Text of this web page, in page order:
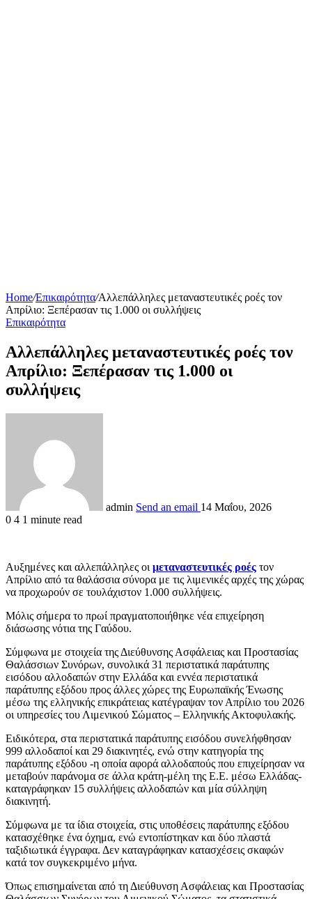
Home/Επικαιρότητα/Αλλεπάλληλες μεταναστευτικές ροές τον
Απρίλιο: Ξεπέρασαν τις 1.000 οι συλλήψεις
Επικαιρότητα
Αλλεπάλληλες μεταναστευτικές ροές τον
Απρίλιο: Ξεπέρασαν τις 1.000 οι
συλλήψεις
admin Send an email 14 Μαΐου, 2026
0 4 1 minute read
Αυξημένες και αλλεπάλληλες οι μεταναστευτικές ροές τον
Απρίλιο από τα θαλάσσια σύνορα με τις λιμενικές αρχές της χώρας
να προχωρούν σε τουλάχιστον 1.000 συλλήψεις.
Μόλις σήμερα το πρωί πραγματοποιήθηκε νέα επιχείρηση
διάσωσης νότια της Γαύδου.
Σύμφωνα με στοιχεία της Διεύθυνσης Ασφάλειας και Προστασίας
Θαλάσσιων Συνόρων, συνολικά 31 περιστατικά παράτυπης
εισόδου αλλοδαπών στην Ελλάδα και εννέα περιστατικά
παράτυπης εξόδου προς άλλες χώρες της Ευρωπαϊκής Ένωσης
μέσω της ελληνικής επικράτειας κατέγραψαν τον Απρίλιο του 2026
οι υπηρεσίες του Λιμενικού Σώματος – Ελληνικής Ακτοφυλακής.
Ειδικότερα, στα περιστατικά παράτυπης εισόδου συνελήφθησαν
999 αλλοδαποί και 29 διακινητές, ενώ στην κατηγορία της
παράτυπης εξόδου -η οποία αφορά αλλοδαπούς που επιχείρησαν να
μεταβούν παράνομα σε άλλα κράτη-μέλη της Ε.Ε. μέσω Ελλάδας-
καταγράφηκαν 15 συλλήψεις αλλοδαπών και μία σύλληψη
διακινητή.
Σύμφωνα με τα ίδια στοιχεία, στις υποθέσεις παράτυπης εξόδου
κατασχέθηκε ένα όχημα, ενώ εντοπίστηκαν και δύο πλαστά
ταξιδιωτικά έγγραφα. Δεν καταγράφηκαν κατασχέσεις σκαφών
κατά τον συγκεκριμένο μήνα.
Όπως επισημαίνεται από τη Διεύθυνση Ασφάλειας και Προστασίας